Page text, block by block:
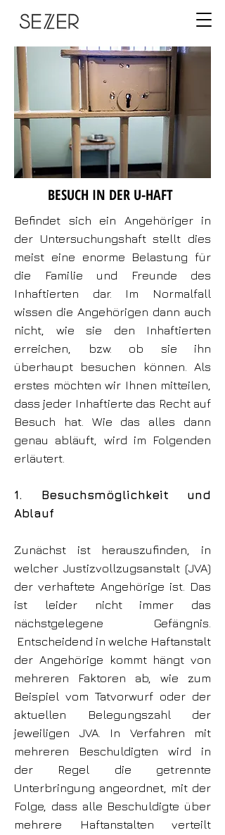
BESUCH IN DER U-HAFT
Befindet sich ein Angehöriger in
der Untersuchungshaft stellt dies
meist eine enorme Belastung für
die Familie und Freunde des
Inhaftierten dar. Im Normalfall
wissen die Angehörigen dann auch
nicht, wie sie den Inhaftierten
erreichen, bzw. ob sie ihn
überhaupt besuchen können. Als
erstes möchten wir Ihnen mitteilen,
dass jeder Inhaftierte das Recht auf
Besuch hat. Wie das alles dann
genau abläuft, wird im Folgenden
erläutert.
1. Besuchsmöglichkeit und
Ablauf
Zunächst ist herauszufinden, in
welcher Justizvollzugsanstalt (JVA)
der verhaftete Angehörige ist. Das
ist leider nicht immer das
nächstgelegene Gefängnis.
Entscheidend in welche Haftanstalt
der Angehörige kommt hängt von
mehreren Faktoren ab, wie zum
Beispiel vom Tatvorwurf oder der
aktuellen Belegungszahl der
jeweiligen JVA. In Verfahren mit
mehreren Beschuldigten wird in
der Regel die getrennte
Unterbringung angeordnet, mit der
Folge, dass alle Beschuldigte über
mehrere Haftanstalten verteilt